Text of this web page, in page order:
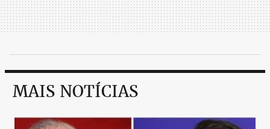
MAIS NOTÍCIAS